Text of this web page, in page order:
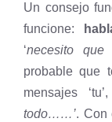
Un consejo
funcione:
‘necesito que
probable que
mensajes
todo……’. Con